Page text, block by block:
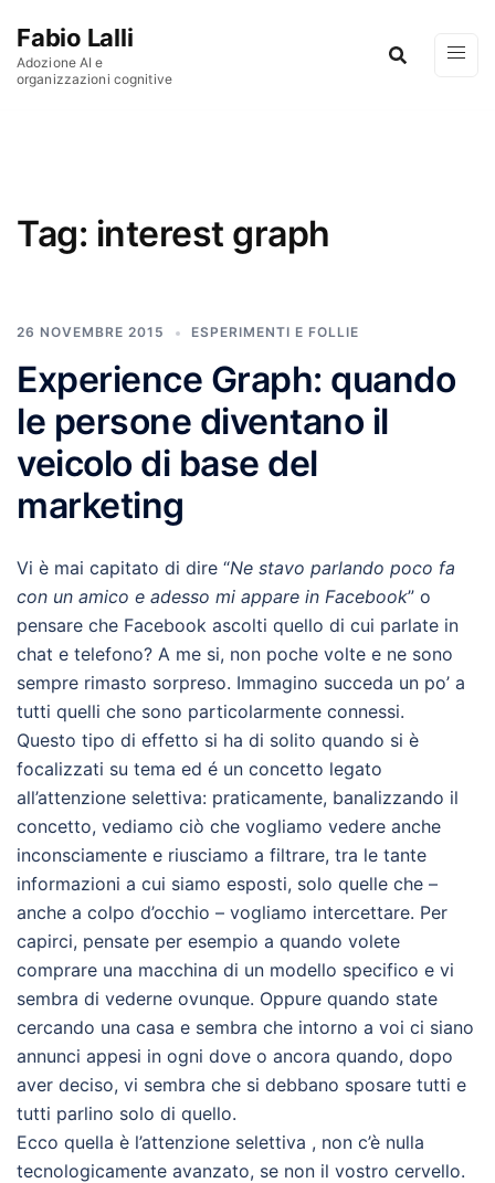
Fabio Lalli
Adozione AI e
organizzazioni cognitive
Tag: interest graph
26 NOVEMBRE 2015 ESPERIMENTI E FOLLIE
Experience Graph: quando
le persone diventano il
veicolo di base del
marketing
Vi è mai capitato di dire “Ne stavo parlando poco fa
con un amico e adesso mi appare in Facebook” o
pensare che Facebook ascolti quello di cui parlate in
chat e telefono? A me si, non poche volte e ne sono
sempre rimasto sorpreso. Immagino succeda un po’ a
tutti quelli che sono particolarmente connessi.
Questo tipo di effetto si ha di solito quando si è
focalizzati su tema ed é un concetto legato
all’attenzione selettiva: praticamente, banalizzando il
concetto, vediamo ciò che vogliamo vedere anche
inconsciamente e riusciamo a filtrare, tra le tante
informazioni a cui siamo esposti, solo quelle che –
anche a colpo d’occhio – vogliamo intercettare. Per
capirci, pensate per esempio a quando volete
comprare una macchina di un modello specifico e vi
sembra di vederne ovunque. Oppure quando state
cercando una casa e sembra che intorno a voi ci siano
annunci appesi in ogni dove o ancora quando, dopo
aver deciso, vi sembra che si debbano sposare tutti e
tutti parlino solo di quello.
Ecco quella è l’attenzione selettiva , non c’è nulla
tecnologicamente avanzato, se non il vostro cervello.